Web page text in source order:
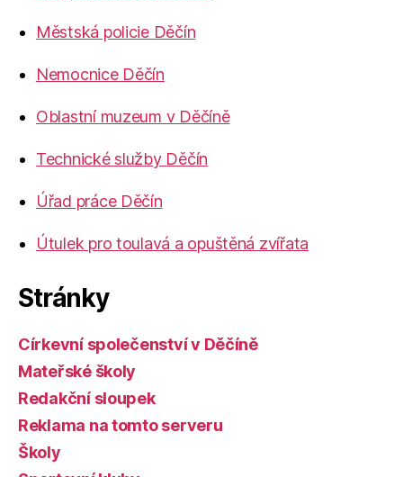
Městská policie Děčín
Nemocnice Děčín
Oblastní muzeum v Děčíně
Technické služby Děčín
Úřad práce Děčín
Útulek pro toulavá a opuštěná zvířata
Stránky
Církevní společenství v Děčíně
Mateřské školy
Redakční sloupek
Reklama na tomto serveru
Školy